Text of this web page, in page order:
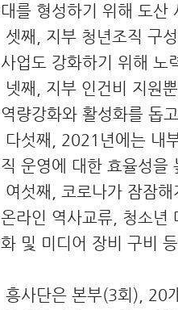
대를 형성하기 위해 도산
셋째, 지부 청년조직 구
사업도 강화하기 위해 노
넷째, 지부 인건비 지원
역량강화와 활성화를 돕
다섯째, 2021년에는 내
직 운영에 대한 효율성을
여섯째, 코로나가 잠잠
온라인 역사교류, 청소년
화 및 미디어 장비 구비
흥사단은 본부(3회), 20